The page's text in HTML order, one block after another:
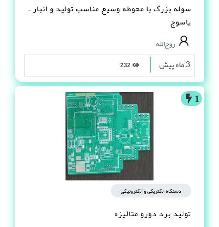
سوله بزرگ با محوطه وسیع مناسب تولید و انبار –
یاسوج
روح‌الله
3 ماه پیش
1
دستگاه الکتریکی و الکترونیکی
تولید برد دورو متالیزه